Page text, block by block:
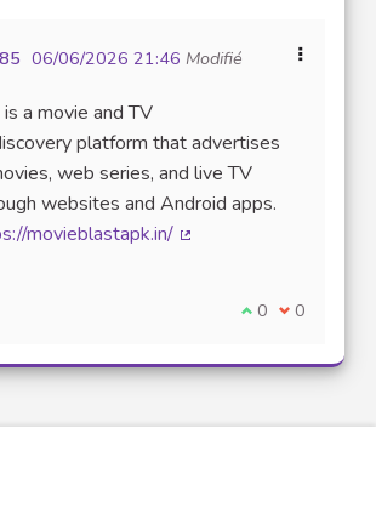
06/06/2026 21:46 Modifié
a movie and TV
platform that advertises
web series, and live TV
websites and Android apps.
movieblastapk.in/
Je suis d'accord
0 Je ne suis
0